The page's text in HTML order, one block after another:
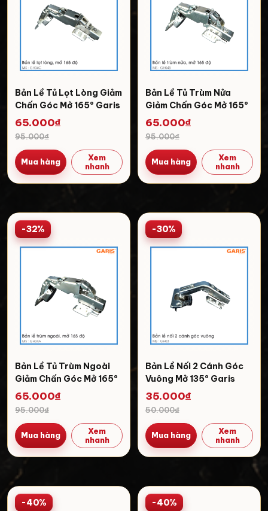
Bản Lề Tủ Lọt Lòng Giảm
Chấn Góc Mở 165º Garis
GH04C
65.000₫
95.000₫
Mua hàng
Xem
nhanh
Bản Lề Tủ Trùm Nửa
Giảm Chấn Góc Mở 165º
Garis GH04B
65.000₫
95.000₫
Mua hàng
Xem
nhanh
-32%
Bản Lề Tủ Trùm Ngoài
Giảm Chấn Góc Mở 165º
Garis GH04A
65.000₫
95.000₫
Mua hàng
Xem
nhanh
-30%
Bản Lề Nối 2 Cánh Góc
Vuông Mở 135º Garis
GH03
35.000₫
50.000₫
Mua hàng
Xem
nhanh
-40% -40%